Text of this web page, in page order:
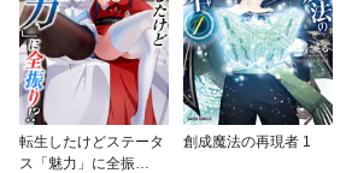
転生したけどステータ
ス「魅力」に全振
創成魔法の再現者 1